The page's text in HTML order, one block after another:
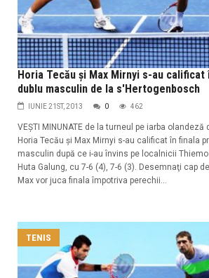
Horia Tecău şi Max Mirnyi s-au calificat
dublu masculin de la s'Hertogenbosch
IUNIE 21ST, 2013 0 462
VEŞTI MINUNATE de la turneul pe iarba
Horia Tecău şi Max Mirnyi s-au calificat în finala
masculin după ce i-au învins pe localnicii
Huta Galung, cu 7-6 (4), 7-6 (3). Desemnaţi cap
Max vor juca finala împotriva perechii...
TENIS